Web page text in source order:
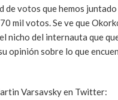
de votos que hemos juntado
Se ve que Okorko
nicho del internauta que
opinión sobre lo que
Varsavsky en Twitter: